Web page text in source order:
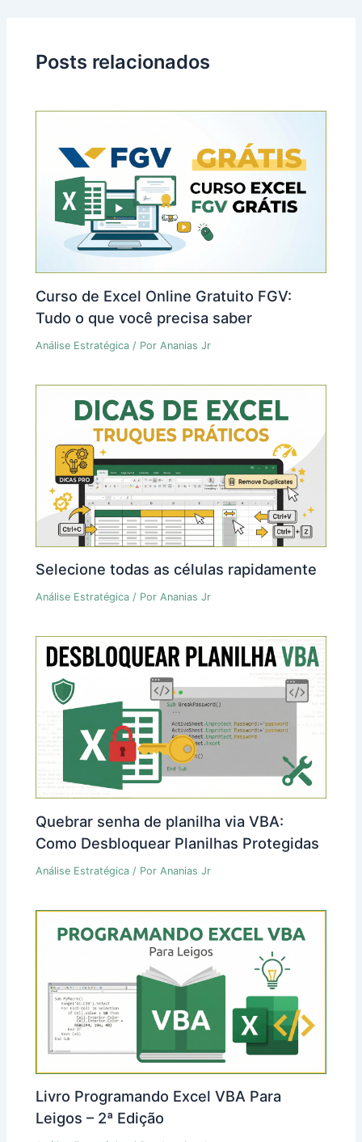
Posts relacionados
Curso de Excel Online Gratuito FGV:
Tudo o que você precisa saber
Análise Estratégica / PorAnanias Jr
Selecione todas as células rapidamente
Análise Estratégica / PorAnanias Jr
Quebrar senha de planilha via VBA:
Como Desbloquear Planilhas Protegidas
Análise Estratégica / PorAnanias Jr
Livro Programando Excel VBA Para
Leigos – 2ª Edição